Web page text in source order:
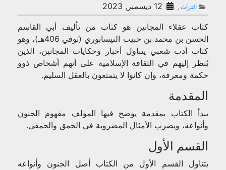
التراث ,
كتاب عقلاء المجانين هو كتاب من تأليف أبي القاسم
الحسن بن محمد بن حبيب النيسابوري (توفي 406هـ)، وهو
كتاب أدب شعبي يتناول أخبار وحكايات المجانين، الذين
يُنظر إليهم في الثقافة الإسلامية على أنهم أشخاص ذوو
حكمة ومعرفة، وإن كانوا لا يتمتعون بالعقل السليم.
المقدمة
يبدأ الكتاب بمقدمة يوضح فيها المؤلف مفهوم الجنون
وأنواعه، ويضرب الأمثال المضروبة في الحمق والحمقى.
القسم الأول
يتناول القسم الأول من الكتاب أصل الجنون وأنواعه